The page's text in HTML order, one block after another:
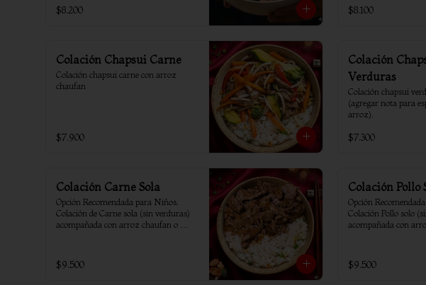
$8.200 $8.100
Colación Chapsui Carne
Colación chapsui carne con arroz
chaufan
$7.900
Colación
Verduras
Colación chapsui
(agregar nota para
arroz).
$7.300
Colación Carne Sola
Opción Recomendada para Niños.
Colación de Carne sola (sin verduras)
acompañada con arroz chaufan o
$9.500
Colación Pollo
Opción
Colación Pollo solo
acompañada con
$9.500